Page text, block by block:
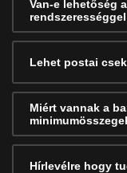
Van-e lehetőség
Lehet postai
Miért vannak a
Hírlevélre hogy